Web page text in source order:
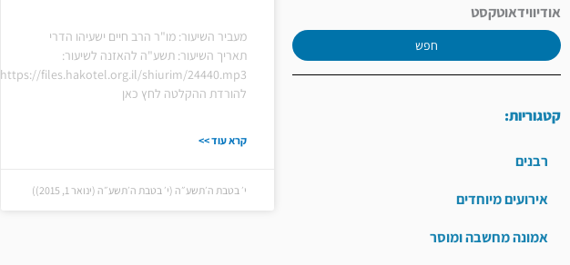
אודיווידאוטקסט
חפש
קטגוריות:
רבנים
אירועים מיוחדים
אמונה מחשבה ומוסר
מעביר השיעור: מו"ר הרב חיים ישעיהו הדרי
תאריך השיעור: תשע"ה להאזנה לשיעור:
https://files.hakotel.org.il/shiurim/24440.mp3
להורדת ההקלטה לחץ כאן
קרא עוד >>
י׳ בטבת ה׳תשע״ה (י׳ בטבת ה׳תשע״ה (ינואר 1, 2015))